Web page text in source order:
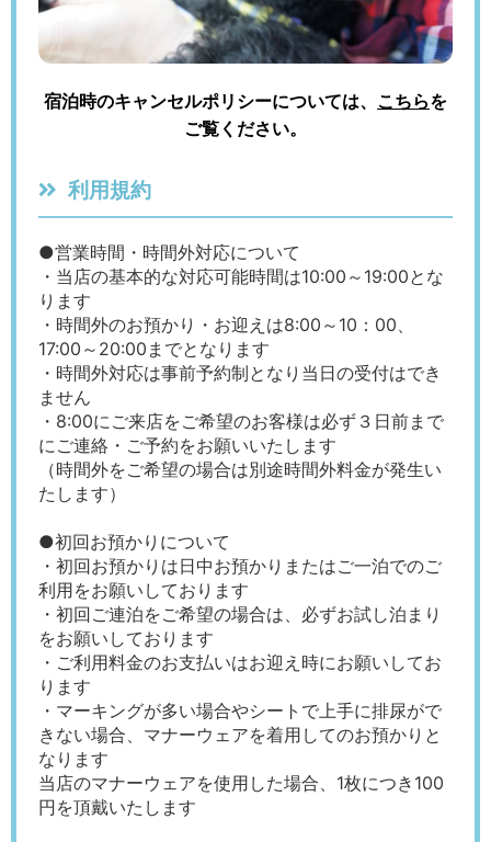
宿泊時のキャンセルポリシーについては、 こちらを
ご覧ください。
利用規約
●営業時間・時間外対応について
・当店の基本的な対応可能時間は10:00～19:00とな
ります
・時間外のお預かり・お迎えは8:00～10：00、
17:00～20:00までとなります
・時間外対応は事前予約制となり当日の受付はでき
ません
・8:00にご来店をご希望のお客様は必ず３日前まで
にご連絡・ご予約をお願いいたします
（時間外をご希望の場合は別途時間外料金が発生い
たします）
●初回お預かりについて
・初回お預かりは日中お預かりまたはご一泊でのご
利用をお願いしております
・初回ご連泊をご希望の場合は、必ずお試し泊まり
をお願いしております
・ご利用料金のお支払いはお迎え時にお願いしてお
ります
・マーキングが多い場合やシートで上手に排尿がで
きない場合、マナーウェアを着用してのお預かりと
なります
当店のマナーウェアを使用した場合、1枚につき100
円を頂戴いたします